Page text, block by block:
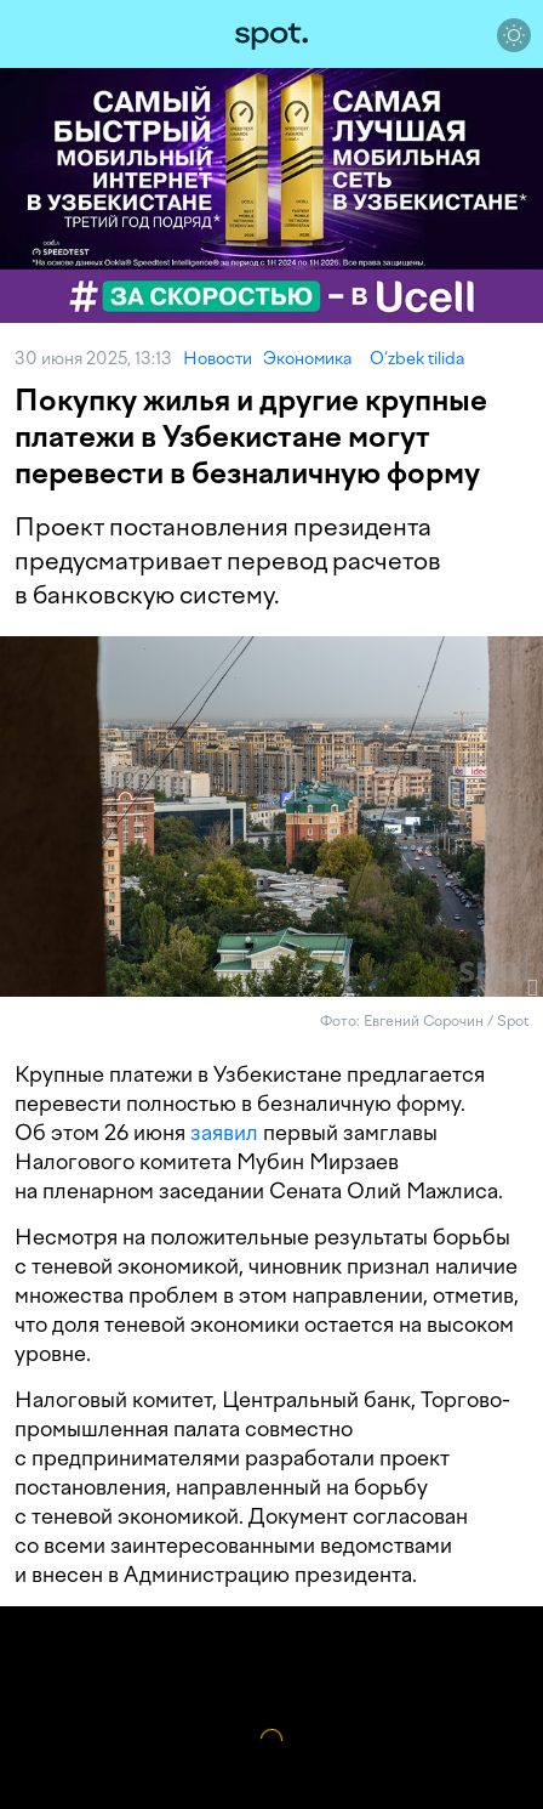
30 июня 2025, 13:13 Новости Экономика O‘zbek tilida
Покупку жилья и другие крупные
платежи в Узбекистане могут
перевести в безналичную форму
Проект постановления президента
предусматривает перевод расчетов
в банковскую систему.
Фото: Евгений Сорочин / Spot
Крупные платежи в Узбекистане предлагается
перевести полностью в безналичную форму.
Об этом 26 июня заявил первый замглавы
Налогового комитета Мубин Мирзаев
на пленарном заседании Сената Олий Мажлиса.
Несмотря на положительные результаты борьбы
с теневой экономикой, чиновник признал наличие
множества проблем в этом направлении, отметив,
что доля теневой экономики остается на высоком
уровне.
Налоговый комитет, Центральный банк, Торгово-
промышленная палата совместно
с предпринимателями разработали проект
постановления, направленный на борьбу
с теневой экономикой. Документ согласован
со всеми заинтересованными ведомствами
и внесен в Администрацию президента.